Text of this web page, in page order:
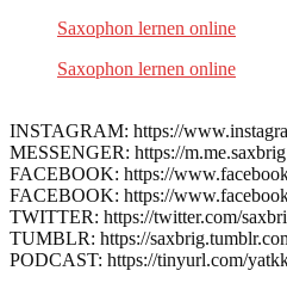
Saxophon lernen online
Saxophon lernen online
INSTAGRAM: https://
MESSENGER: https://m.me.saxbrig
FACEBOOK: https://
FACEBOOK: https://
TWITTER: https://twitter.com/
TUMBLR: https://
PODCAST: https://tinyurl.com/